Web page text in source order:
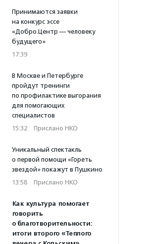
Принимаются заявки
на конкурс эссе
«Добро.Центр — человеку
будущего»
17:39
В Москве и Петербурге
пройдут тренинги
по профилактике выгорания
для помогающих
специалистов
15:32 · Прислано НКО
Уникальный спектакль
о первой помощи «Гореть
звездой» покажут в Пушкино
13:58 · Прислано НКО
Как культура помогает
говорить
о благотворительности:
итоги второго «Теплого